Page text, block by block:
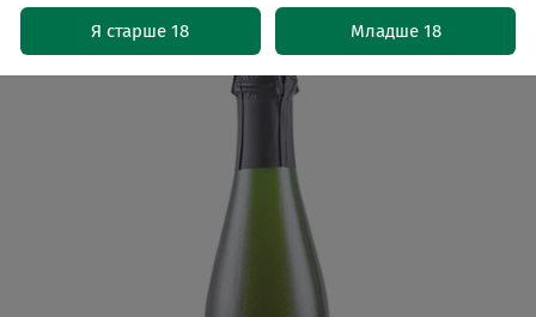
Я старше 18 Младше 18